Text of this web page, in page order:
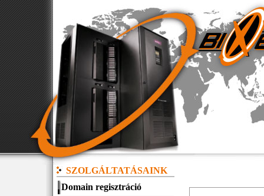
SZOLGÁLTATÁSAINK
Domain regisztráció